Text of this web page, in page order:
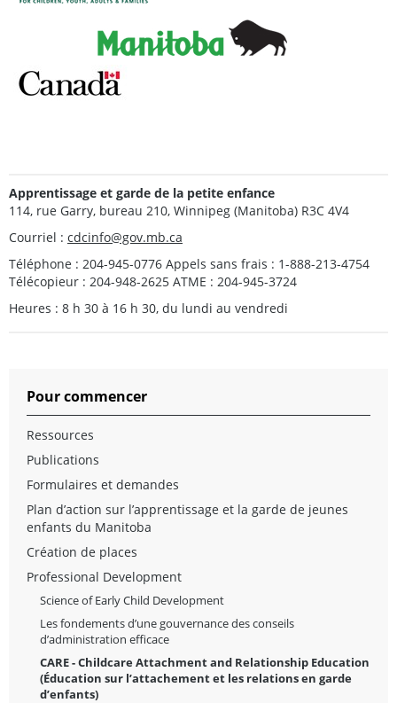
Apprentissage et garde de la petite enfance
114, rue Garry, bureau 210, Winnipeg (Manitoba) R3C 4V4
Courriel : cdcinfo@gov.mb.ca
Téléphone : 204-945-0776 Appels sans frais : 1-888-213-4754
Télécopieur : 204-948-2625 ATME : 204-945-3724
Heures : 8 h 30 à 16 h 30, du lundi au vendredi
Pour commencer
Ressources
Publications
Formulaires et demandes
Plan d’action sur l’apprentissage et la garde de jeunes
enfants du Manitoba
Création de places
Professional Development
Science of Early Child Development
Les fondements d’une gouvernance des conseils
d’administration efficace
CARE - Childcare Attachment and Relationship Education
(Éducation sur l’attachement et les relations en garde
d’enfants)